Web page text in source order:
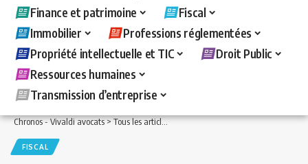
Finance et patrimoine
Fiscal
Immobilier
Professions réglementées
Propriété intellectuelle et TIC
Droit Public
Ressources humaines
Transmission d’entreprise
Chronos - Vivaldi avocats>Tous les articles >Fiscal>Le plafonnement des frais
FISCAL